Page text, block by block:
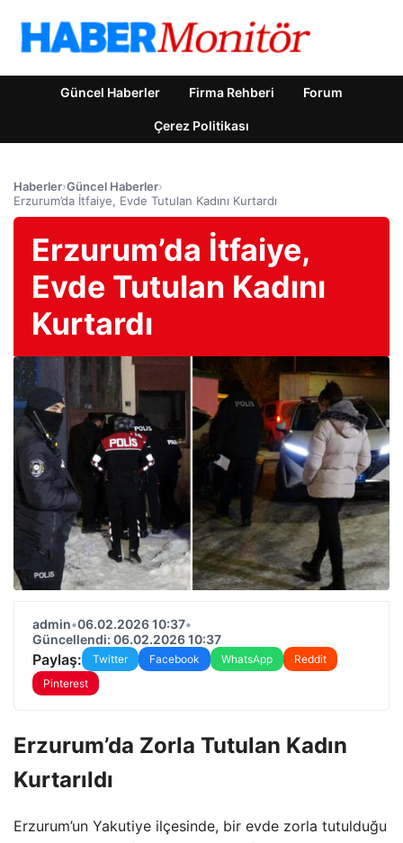
Güncel Haberler Firma Rehberi Forum
Çerez Politikası
Haberler›Güncel Haberler›
Erzurum’da İtfaiye, Evde Tutulan Kadını Kurtardı
Erzurum’da İtfaiye,
Evde Tutulan Kadını
Kurtardı
admin•06.02.2026 10:37•
Güncellendi: 06.02.2026 10:37
Paylaş: Twitter Facebook WhatsApp
Reddit
Pinterest
Erzurum’da Zorla Tutulan Kadın
Kurtarıldı
Erzurum’un Yakutiye ilçesinde, bir evde zorla tutulduğu